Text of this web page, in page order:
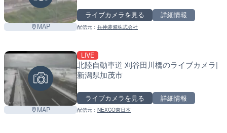
MAP
ライブカメラを見る 詳細情報
配信元： 兵神装備株式会社
MAP
LIVE
北陸自動車道 刈谷田川橋のライブカメラ|
新潟県加茂市
ライブカメラを見る 詳細情報
配信元： NEXCO東日本